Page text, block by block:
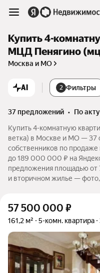
Купить 4-
МЦД Пенягино
Москва и МО
AI 2 Фильтры
37 предложений •
по
Купить 4-комнатную
ветка) в Москве и МО — 37
собственников по
до 189 000 000 ₽ на
предложения площадью от
и вторичном жилье — фото,
57 500 000 ₽
161,2 м² 5-комн. квартира